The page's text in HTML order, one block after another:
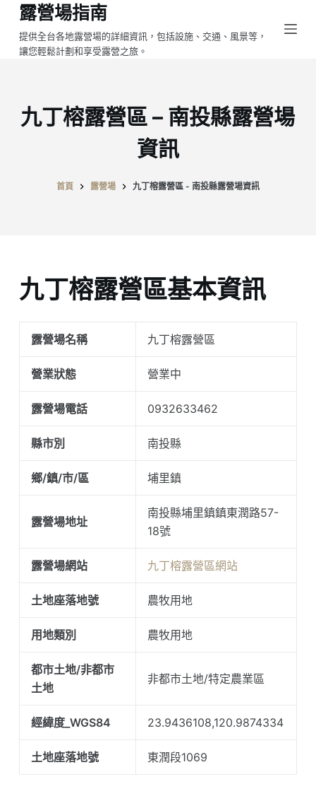
跳
至
主
容
露營場指南
提供全台各地露營場的詳細資訊，包括設施、交通、風景等，
讓您輕鬆計劃和享受露營之旅。
九丁榕露營區 – 南投縣露營場
資訊
首頁 露營場 九丁榕露營區 - 南投縣露營場資訊
九丁榕露營區基本資訊
露營場名稱 九丁榕露營區
營業狀態 營業中
露營場電話 0932633462
縣市別 南投縣
鄉/鎮/市/區 埔里鎮
露營場地址
南投縣埔里鎮鎮東潤路57-
18號
露營場網站 九丁榕露營區網站
土地座落地號 農牧用地
用地類別 農牧用地
都市土地/非都市
土地
非都市土地/特定農業區
經緯度_WGS84 23.9436108,120.9874334
土地座落地號 東潤段1069